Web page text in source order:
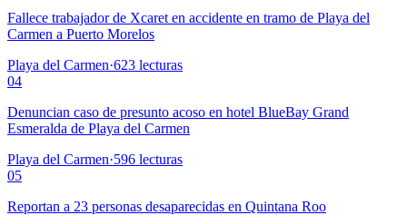
Fallece trabajador de Xcaret en accidente en tramo de Playa del
Carmen a Puerto Morelos
Playa del Carmen·623 lecturas
04
Denuncian caso de presunto acoso en hotel BlueBay Grand
Esmeralda de Playa del Carmen
Playa del Carmen·596 lecturas
05
Reportan a 23 personas desaparecidas en Quintana Roo